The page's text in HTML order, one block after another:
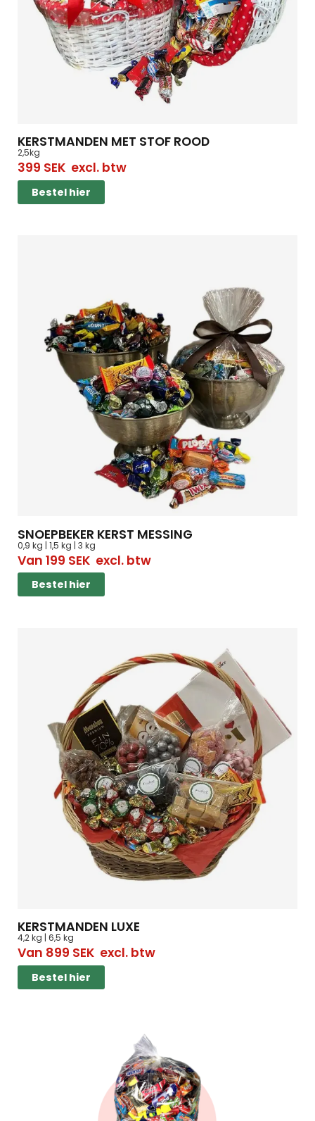
KERSTMANDEN MET STOF ROOD
2,5kg
399 SEKexcl. btw
Bestel hier
SNOEPBEKER KERST MESSING
0,9 kg | 1,5 kg | 3 kg
Van 199 SEKexcl. btw
Bestel hier
KERSTMANDEN LUXE
4,2 kg | 6,5 kg
Van 899 SEKexcl. btw
Bestel hier